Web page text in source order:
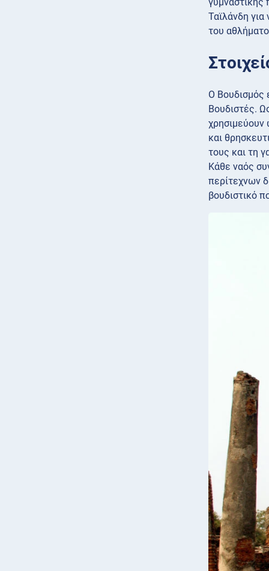
Ταϊλάνδη
του
Ο Βουδισμός
Βουδιστές.
χρησιμεύουν
και
τους και τη
Κάθε ναός
περίτεχνων
βουδιστικό